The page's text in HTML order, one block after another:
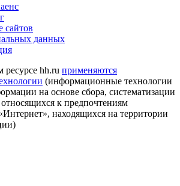
сайтов
данных
hh.ru применяются
(информационные технологии
на основе сбора, систематизации
к предпочтениям
находящихся на территории